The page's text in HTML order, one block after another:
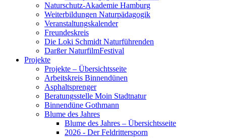
Naturschutz-Akademie Hamburg
Weiterbildungen Naturpädagogik
Veranstaltungskalender
Freundeskreis
Die Loki Schmidt Naturführenden
Darßer NaturfilmFestival
Projekte
Projekte – Übersichtsseite
Arbeitskreis Binnendünen
Asphaltsprenger
Beratungsstelle Moin Stadtnatur
Binnendüne Gothmann
Blume des Jahres
Blume des Jahres – Übersichtsseite
2026 - Der Feldrittersporn